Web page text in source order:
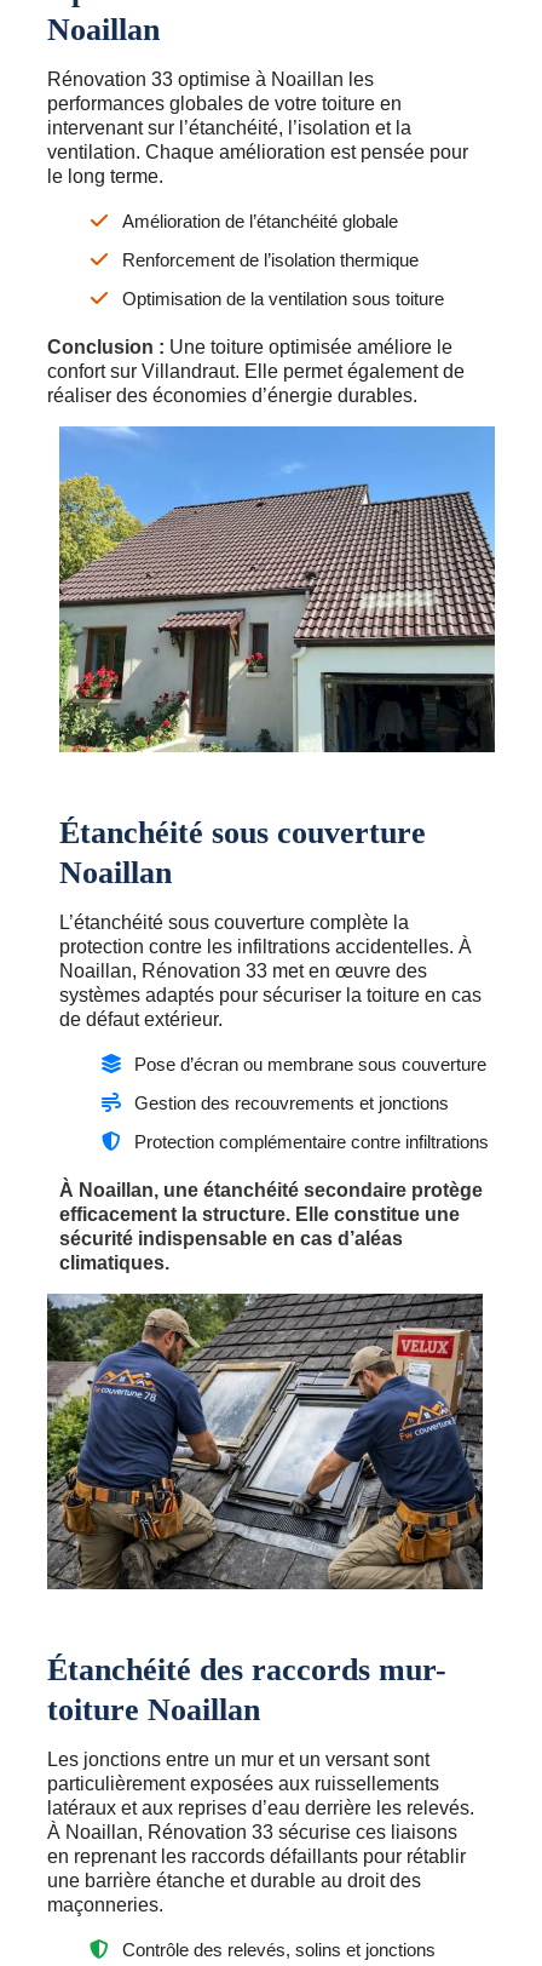
Noaillan
Rénovation 33 optimise à Noaillan les
performances globales de votre toiture en
intervenant sur l’étanchéité, l’isolation et la
ventilation. Chaque amélioration est pensée pour
le long terme.
Amélioration de l’étanchéité globale
Renforcement de l’isolation thermique
Optimisation de la ventilation sous toiture
Conclusion : Une toiture optimisée améliore le
confort sur Villandraut. Elle permet également de
réaliser des économies d’énergie durables.
Étanchéité sous couverture
Noaillan
L’étanchéité sous couverture complète la
protection contre les infiltrations accidentelles. À
Noaillan, Rénovation 33 met en œuvre des
systèmes adaptés pour sécuriser la toiture en cas
de défaut extérieur.
Pose d’écran ou membrane sous couverture
Gestion des recouvrements et jonctions
Protection complémentaire contre infiltrations
À Noaillan, une étanchéité secondaire protège
efficacement la structure. Elle constitue une
sécurité indispensable en cas d’aléas
climatiques.
Étanchéité des raccords mur-
toiture Noaillan
Les jonctions entre un mur et un versant sont
particulièrement exposées aux ruissellements
latéraux et aux reprises d’eau derrière les relevés.
À Noaillan, Rénovation 33 sécurise ces liaisons
en reprenant les raccords défaillants pour rétablir
une barrière étanche et durable au droit des
maçonneries.
Contrôle des relevés, solins et jonctions